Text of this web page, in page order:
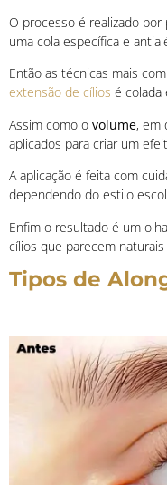
O processo é realizado por
uma cola específica e
Então as técnicas mais
extensão de cílios é colada
Assim como o volume, em
aplicados para criar um
A aplicação é feita com
dependendo do estilo
Enfim o resultado é um
cílios que parecem
Tipos de